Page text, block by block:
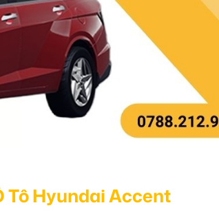
Tô Hyundai Accent